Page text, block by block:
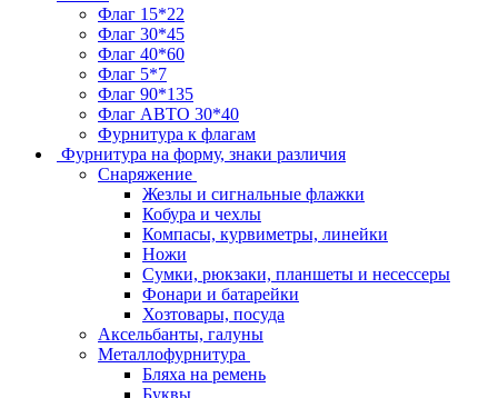
Флаг 15*22
Флаг 30*45
Флаг 40*60
Флаг 5*7
Флаг 90*135
Флаг АВТО 30*40
Фурнитура к флагам
Фурнитура на форму, знаки различия
Снаряжение
Жезлы и сигнальные флажки
Кобура и чехлы
Компасы, курвиметры, линейки
Ножи
Сумки, рюкзаки, планшеты и несессеры
Фонари и батарейки
Хозтовары, посуда
Аксельбанты, галуны
Металлофурнитура
Бляха на ремень
Буквы